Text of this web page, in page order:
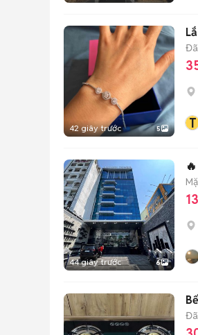
42 giây trước 5 T
44 giây trước 6